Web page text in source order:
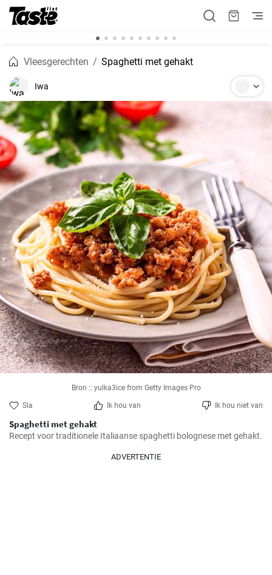
Vleesgerechten Spaghetti met gehakt
Iwa
Bron :: yulka3ice from Getty Images Pro
Sla Ik hou van Ik hou niet van
Spaghetti met gehakt
Recept voor traditionele Italiaanse spaghetti bolognese met gehakt.
ADVERTENTIE